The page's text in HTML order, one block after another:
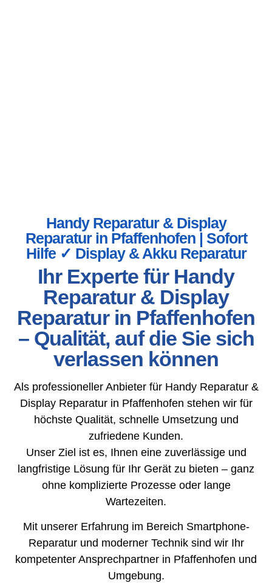
Handy Reparatur & Display
Reparatur in Pfaffenhofen | Sofort
Hilfe ✓ Display & Akku Reparatur
Ihr Experte für Handy
Reparatur & Display
Reparatur in Pfaffenhofen
– Qualität, auf die Sie sich
verlassen können
Als professioneller Anbieter für Handy Reparatur &
Display Reparatur in Pfaffenhofen stehen wir für
höchste Qualität, schnelle Umsetzung und
zufriedene Kunden.
Unser Ziel ist es, Ihnen eine zuverlässige und
langfristige Lösung für Ihr Gerät zu bieten – ganz
ohne komplizierte Prozesse oder lange
Wartezeiten.
Mit unserer Erfahrung im Bereich Smartphone-
Reparatur und moderner Technik sind wir Ihr
kompetenter Ansprechpartner in Pfaffenhofen und
Umgebung.